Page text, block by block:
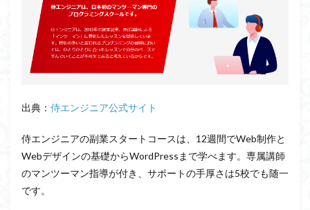
出典： 侍エンジニア公式サイト
侍エンジニアの副業スタートコースは、12週間でWeb制作と
Webデザインの基礎からWordPressまで学べます。専属講師
のマンツーマン指導が付き、サポートの手厚さは5校でも随一
です。